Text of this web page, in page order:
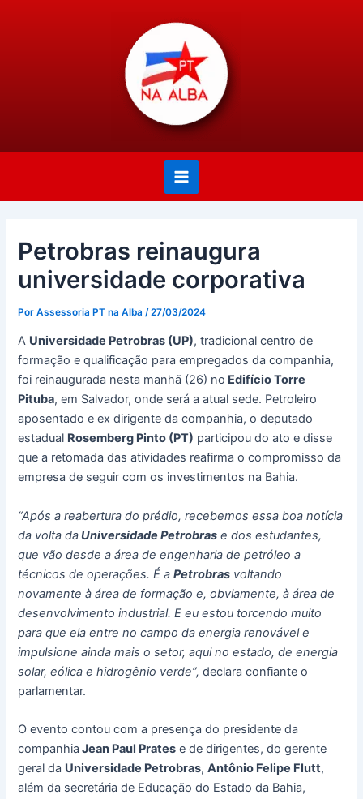
Menu
Petrobras reinaugura
universidade corporativa
PorAssessoria PT na Alba/27/03/2024
A Universidade Petrobras (UP), tradicional centro de
formação e qualificação para empregados da companhia,
foi reinaugurada nesta manhã (26) no Edifício Torre
Pituba, em Salvador, onde será a atual sede. Petroleiro
aposentado e ex dirigente da companhia, o deputado
estadual Rosemberg Pinto (PT) participou do ato e disse
que a retomada das atividades reafirma o compromisso da
empresa de seguir com os investimentos na Bahia.
“Após a reabertura do prédio, recebemos essa boa notícia
da volta da Universidade Petrobras e dos estudantes,
que vão desde a área de engenharia de petróleo a
técnicos de operações. É aPetrobras voltando
novamente à área de formação e, obviamente, à área de
desenvolvimento industrial. E eu estou torcendo muito
para que ela entre no campo da energia renovável e
impulsione ainda mais o setor, aqui no estado, de energia
solar, eólica e hidrogênio verde”, declara confiante o
parlamentar.
O evento contou com a presença do presidente da
companhia Jean Paul Prates e de dirigentes, do gerente
geral da Universidade Petrobras,Antônio Felipe Flutt,
além da secretária de Educação do Estado da Bahia,